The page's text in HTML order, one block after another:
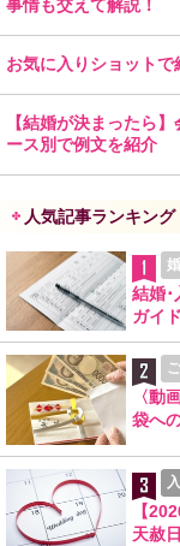
事情も交えて解説！
お気に入りショット
【結婚が決まったら
ース別で例文を紹介
人気記事ランキング
結婚･
ガイ
〈動
袋へ
【
天赦